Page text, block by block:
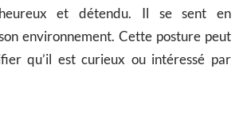
heureux et détendu. Il se sent en
environnement. Cette posture peut
qu’il est curieux ou intéressé par